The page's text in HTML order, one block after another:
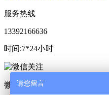
服务热线
13392166636
时间:7*24小时
微信扫码咨询
请您留言